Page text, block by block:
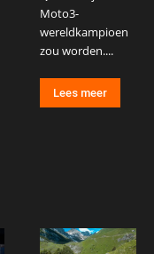
Moto3-
wereldkampioen
zou worden....
Lees meer